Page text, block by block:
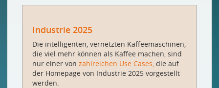
Industrie 2025
Die intelligenten, vernetzten Kaffeemaschinen,
die viel mehr können als Kaffee machen, sind
nur einer von zahlreichen Use Cases, die auf
der Homepage von Industrie 2025 vorgestellt
werden.